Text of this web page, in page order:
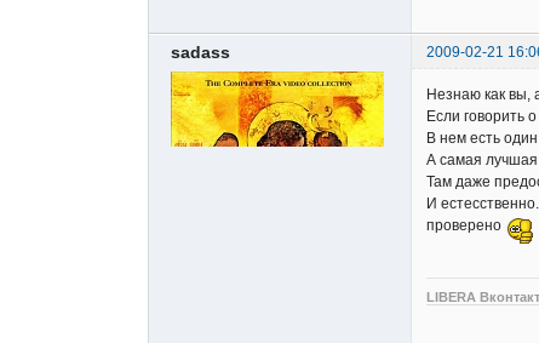
sadass 2009-02-21
Незнаю как вы,
Если говорить
В нем есть
А самая лучшая
Там даже
И
проверено
LIBERA